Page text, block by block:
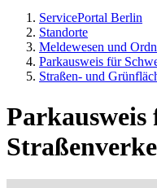
ServicePortal Berlin
Standorte
Meldewesen und
Parkausweis für
Straßen- und